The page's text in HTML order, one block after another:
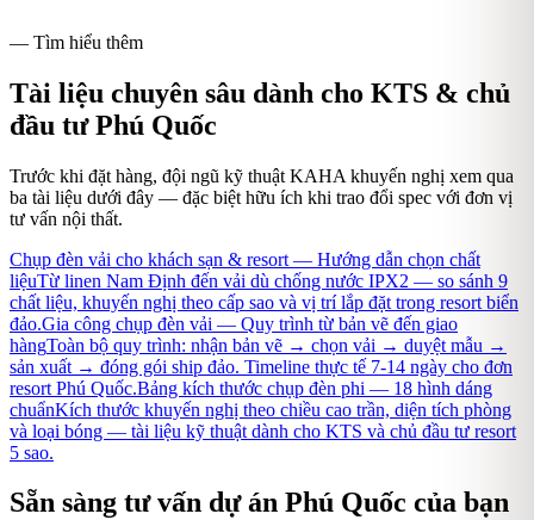
— Tìm hiểu thêm
Tài liệu chuyên sâu dành cho KTS & chủ
đầu tưPhú Quốc
Trước khi đặt hàng, đội ngũ kỹ thuật KAHA khuyến nghị xem qua
ba tài liệu dưới đây — đặc biệt hữu ích khi trao đổi spec với đơn vị
tư vấn nội thất.
Chụp đèn vải cho khách sạn & resort — Hướng dẫn chọn chất
liệuTừ linen Nam Định đến vải dù chống nước IPX2 — so sánh 9
chất liệu, khuyến nghị theo cấp sao và vị trí lắp đặt trong resort biển
đảo.Gia công chụp đèn vải — Quy trình từ bản vẽ đến giao
hàngToàn bộ quy trình: nhận bản vẽ → chọn vải → duyệt mẫu →
sản xuất → đóng gói ship đảo. Timeline thực tế 7-14 ngày cho đơn
resort Phú Quốc.Bảng kích thước chụp đèn phi — 18 hình dáng
chuẩnKích thước khuyến nghị theo chiều cao trần, diện tích phòng
và loại bóng — tài liệu kỹ thuật dành cho KTS và chủ đầu tư resort
5 sao.
Sẵn sàng tư vấn dự án Phú Quốc của bạn